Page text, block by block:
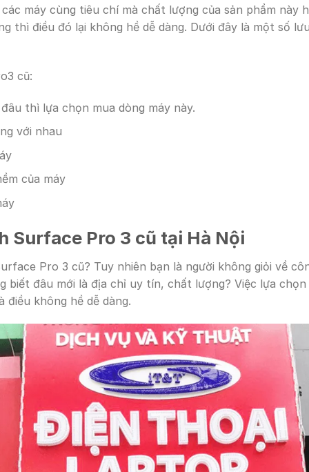
máy cùng tiêu chí mà chất lượng của sản phẩm này
thì điều đó lại không hề dễ dàng. Dưới đây là một số
cũ:
thì lựa chọn mua dòng máy này.
với nhau
của máy
Surface Pro 3 cũ tại Hà Nội
Pro 3 cũ? Tuy nhiên bạn là người không giỏi về
biết đâu mới là địa chỉ uy tín, chất lượng? Việc lựa
điều không hề dễ dàng.